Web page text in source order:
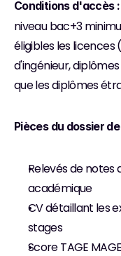
Conditions d'accès :
niveau bac+3
éligibles les licences
d'ingénieur,
que les diplômes
Pièces du dossier
Relevés de notes
académique
CV détaillant les
stages
Score TAGE